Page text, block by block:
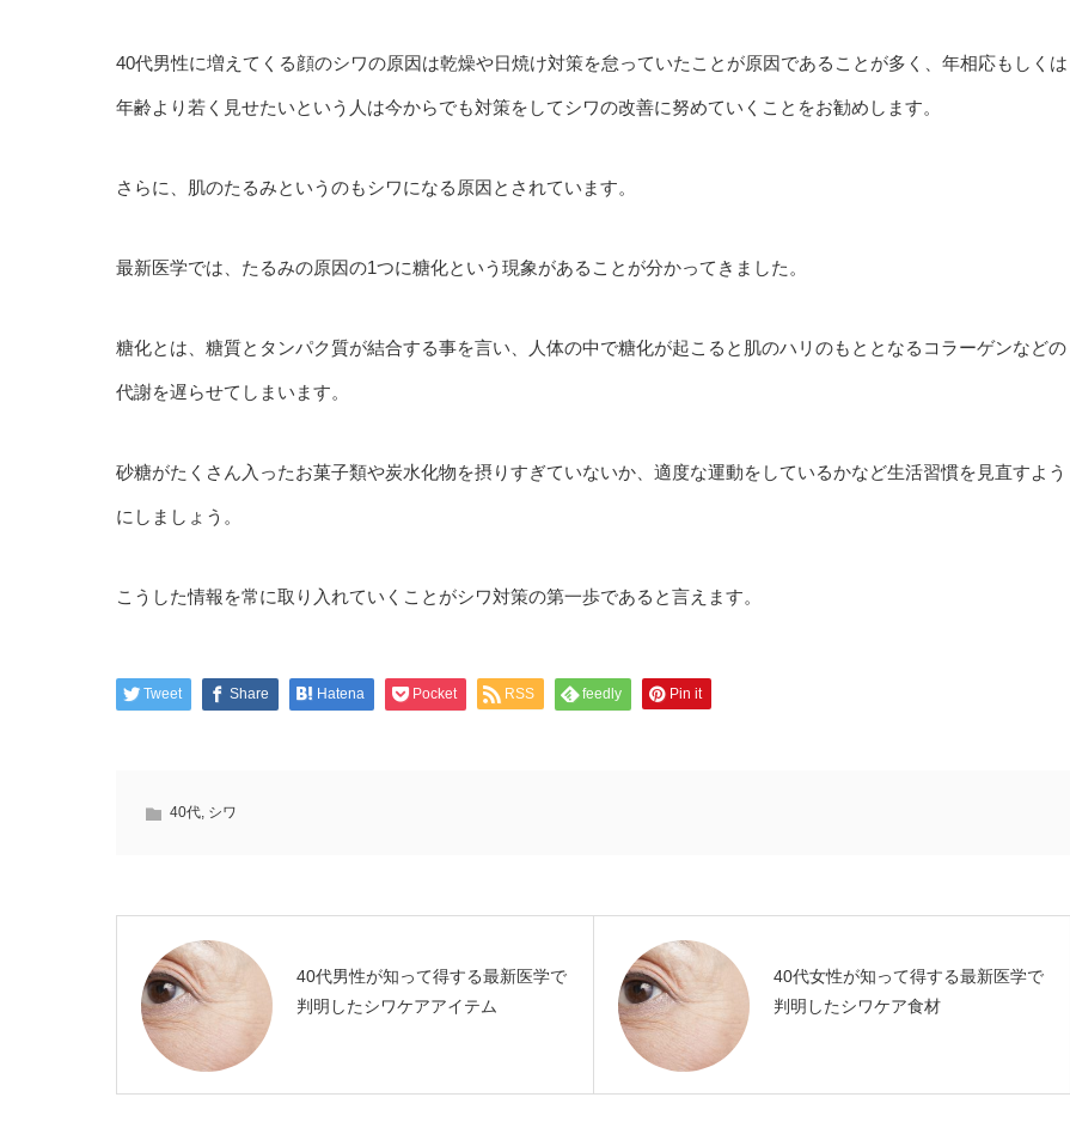
40代男性に増えてくる顔のシワの原因は乾燥や日焼け対策を怠っていたことが原因であることが多く、年相応もしくは
年齢より若く見せたいという人は今からでも対策をしてシワの改善に努めていくことをお勧めします。
さらに、肌のたるみというのもシワになる原因とされています。
最新医学では、たるみの原因の1つに糖化という現象があることが分かってきました。
糖化とは、糖質とタンパク質が結合する事を言い、人体の中で糖化が起こると肌のハリのもととなるコラーゲンなどの
代謝を遅らせてしまいます。
砂糖がたくさん入ったお菓子類や炭水化物を摂りすぎていないか、適度な運動をしているかなど生活習慣を見直すよう
にしましょう。
こうした情報を常に取り入れていくことがシワ対策の第一歩であると言えます。
Tweet Share Hatena Pocket RSS feedly Pin it
40代, シワ
40代男性が知って得する最新医学で
判明したシワケアアイテム
40代女性が知って得する最新医学で
判明したシワケア食材